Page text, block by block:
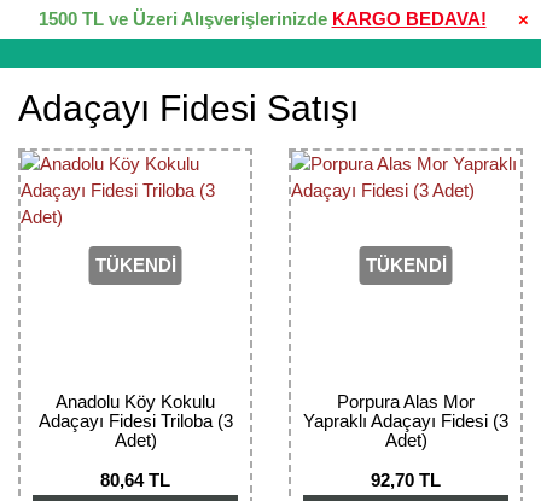
×
1500 TL ve Üzeri Alışverişlerinizde KARGO BEDAVA!
Adaçayı Fidesi Satışı
TÜKENDİ
Anadolu Köy Kokulu
Adaçayı Fidesi Triloba (3
Adet)
80,64 TL
TÜKENDİ
Porpura Alas Mor
Yapraklı Adaçayı Fidesi (3
Adet)
92,70 TL